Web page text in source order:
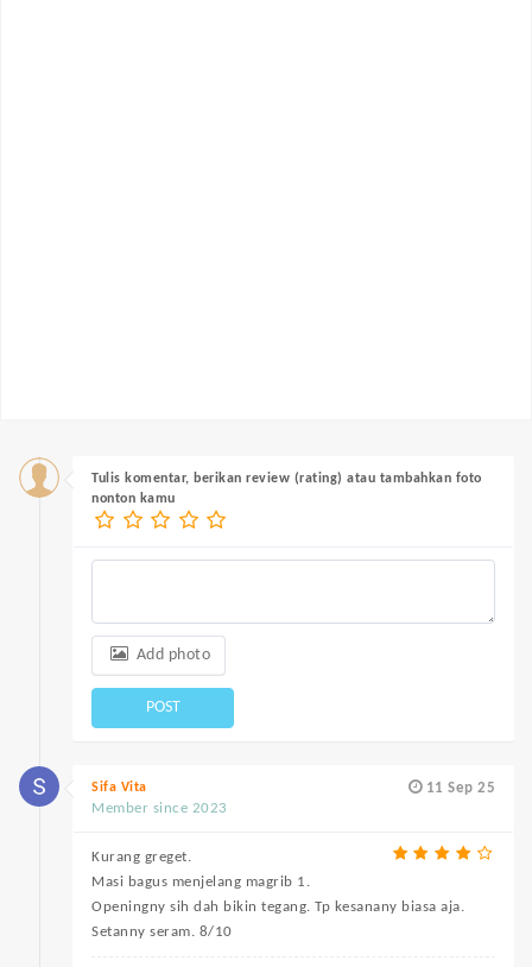
Tulis komentar, berikan review (rating) atau tambahkan foto
nonton kamu
Add photo
POST
11 Sep 25
Sifa Vita
Member since 2023
Kurang greget.
Masi bagus menjelang magrib 1.
Openingny sih dah bikin tegang. Tp kesanany biasa aja.
Setanny seram. 8/10